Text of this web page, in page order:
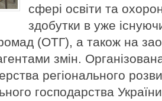
сфері освіти та
здобутки в уже
(ОТГ), а також на
змін.
регіонального
господарства